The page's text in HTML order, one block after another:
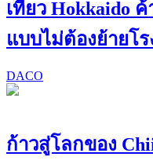
เที่ยว Hokkaido
แบบไม่ต้องย้ายโ
DACO
ก้าวสู่โลกของ